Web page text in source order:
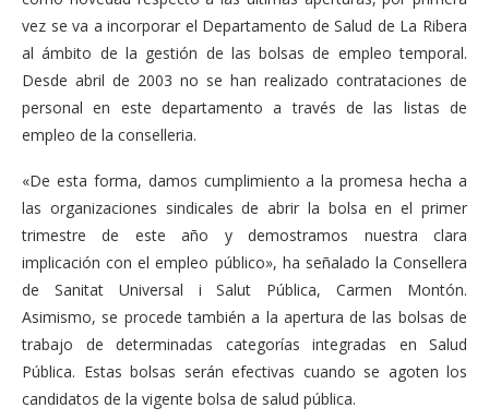
vez se va a incorporar el Departamento de Salud de La Ribera
al ámbito de la gestión de las bolsas de empleo temporal.
Desde abril de 2003 no se han realizado contrataciones de
personal en este departamento a través de las listas de
empleo de la conselleria.
«De esta forma, damos cumplimiento a la promesa hecha a
las organizaciones sindicales de abrir la bolsa en el primer
trimestre de este año y demostramos nuestra clara
implicación con el empleo público», ha señalado la Consellera
de Sanitat Universal i Salut Pública, Carmen Montón.
Asimismo, se procede también a la apertura de las bolsas de
trabajo de determinadas categorías integradas en Salud
Pública. Estas bolsas serán efectivas cuando se agoten los
candidatos de la vigente bolsa de salud pública.